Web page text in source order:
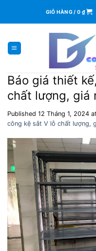
content
GIỎ HÀNG / 0 ₫
Báo giá thiết
chất lượng, giá
Published 12 Tháng 1, 2024 at
công kệ sắt V lỗ chất lượng,